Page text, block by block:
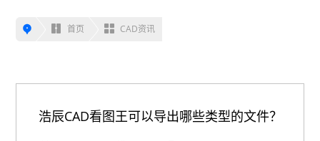
首页 CAD资讯
浩辰CAD看图王可以导出哪些类型的文件？